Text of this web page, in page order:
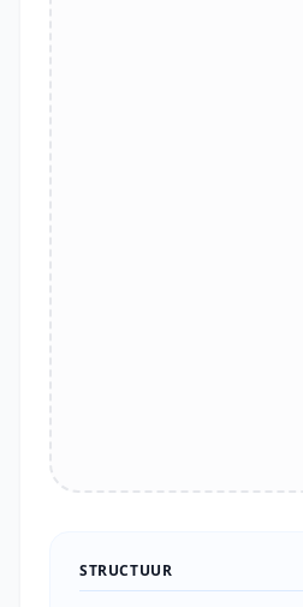
STRUCTUUR